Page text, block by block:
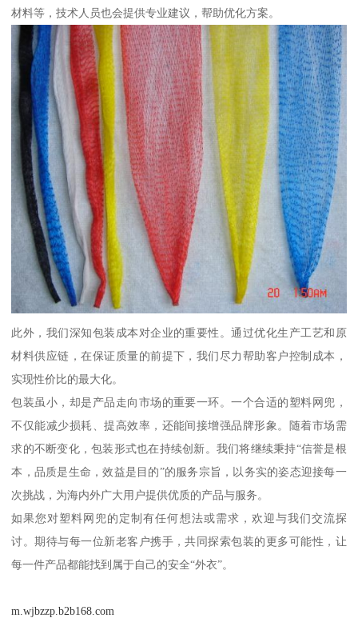
材料等，技术人员也会提供专业建议，帮助优化方案。
此外，我们深知包装成本对企业的重要性。通过优化生产工艺和原
材料供应链，在保证质量的前提下，我们尽力帮助客户控制成本，
实现性价比的最大化。
包装虽小，却是产品走向市场的重要一环。一个合适的塑料网兜，
不仅能减少损耗、提高效率，还能间接增强品牌形象。随着市场需
求的不断变化，包装形式也在持续创新。我们将继续秉持“信誉是根
本，品质是生命，效益是目的”的服务宗旨，以务实的姿态迎接每一
次挑战，为海内外广大用户提供优质的产品与服务。
如果您对塑料网兜的定制有任何想法或需求，欢迎与我们交流探
讨。期待与每一位新老客户携手，共同探索包装的更多可能性，让
每一件产品都能找到属于自己的安全“外衣”。
m.wjbzzp.b2b168.com